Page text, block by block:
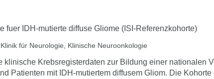
fuer IDH-mutierte diffuse Gliome (ISI-Referenzkohorte)
für Neurologie, Klinische Neuroonkologie
klinische Krebsregisterdaten zur Bildung einer nationalen
Patienten mit IDH-mutiertem diffusem Gliom. Die